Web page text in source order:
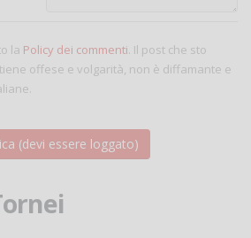
la Policy dei commenti . Il post che sto
offese e volgarità, non è diffamante e